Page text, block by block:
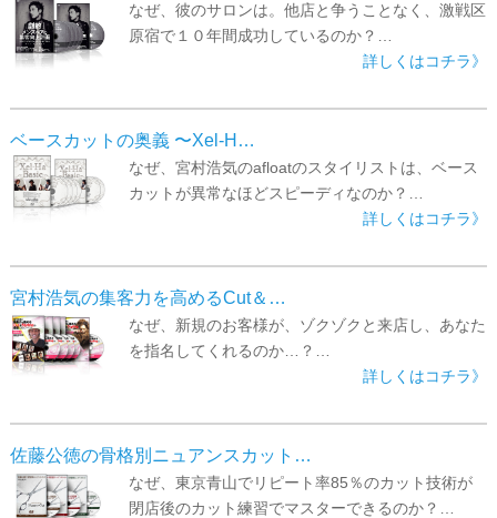
なぜ、彼のサロンは。他店と争うことなく、激戦区
原宿で１０年間成功しているのか？…
詳しくはコチラ》
ベースカットの奥義 〜Xel-H…
なぜ、宮村浩気のafloatのスタイリストは、ベース
カットが異常なほどスピーディなのか？…
詳しくはコチラ》
宮村浩気の集客力を高めるCut＆…
なぜ、新規のお客様が、ゾクゾクと来店し、あなた
を指名してくれるのか…？…
詳しくはコチラ》
佐藤公徳の骨格別ニュアンスカット…
なぜ、東京青山でリピート率85％のカット技術が
閉店後のカット練習でマスターできるのか？…